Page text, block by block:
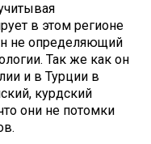
в этом регионе
не определяющий
Так же как он
и в Турции в
курдский
они не потомки